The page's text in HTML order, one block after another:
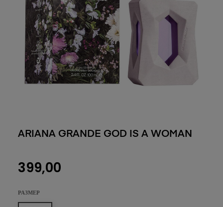
ARIANA GRANDE GOD IS A WOMAN
399,00
РАЗМЕР